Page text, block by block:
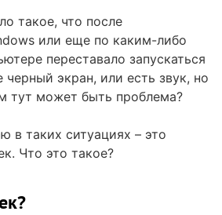
такое, что после
или еще по каким-либо
переставало запускаться
экран, или есть звук, но
тут может быть проблема?
в таких ситуациях – это
Что это такое?